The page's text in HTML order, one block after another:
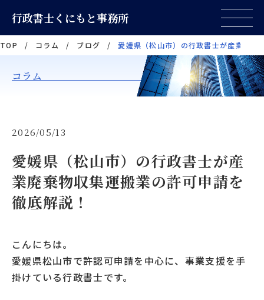
行政書士くにもと事務所
TOP / コラム / ブログ / 愛媛県（松山市）の行政書士が産業廃棄
コラム
2026/05/13
愛媛県（松山市）の行政書士が産
業廃棄物収集運搬業の許可申請を
徹底解説！
こんにちは。
愛媛県松山市で許認可申請を中心に、事業支援を手
掛けている行政書士です。